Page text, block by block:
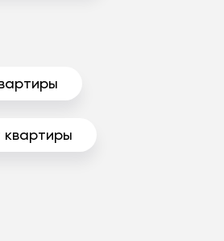
квартиры